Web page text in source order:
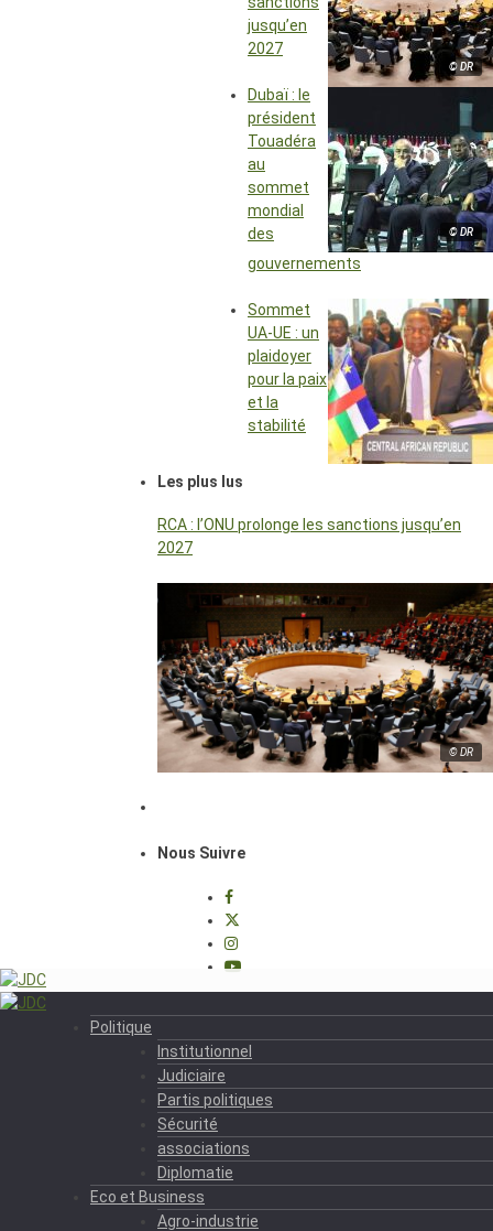
© DR
jusqu’en
2027
© DR
Dubaï : le
président
Touadéra
au
sommet
mondial
des
gouvernements
Sommet
UA-UE : un
plaidoyer
pour la paix
et la
stabilité
Les plus lus
RCA : l’ONU prolonge les sanctions jusqu’en
2027
© DR
Nous Suivre
Politique
Institutionnel
Judiciaire
Partis politiques
Sécurité
associations
Diplomatie
Eco et Business
Agro-industrie